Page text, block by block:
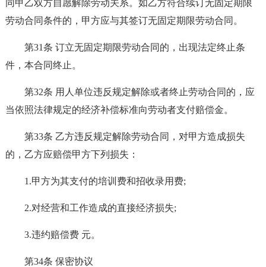
同甲乙双方自愿解除劳动关系。如乙方符合续订无固定期限
劳动合同条件的，甲方应与其签订无固定期限劳动合同。
第31条 订立无固定期限劳动合同的，出现法定终止条
件，本合同终止。
第32条 用人单位违反规定解除或者终止劳动合同的，应
当依照法律规定的经济补偿标准向劳动者支付赔偿金。
第33条 乙方违反规定解除劳动合同，对甲方造成损失
的，乙方应赔偿甲方下列损失：
1.甲方为其支付的培训费和招收录用费;
2.对经营和工作造成的直接经济损失;
3.违约赔偿费 元。
第34条 保密协议